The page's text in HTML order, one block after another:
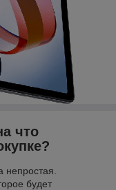
что
будет